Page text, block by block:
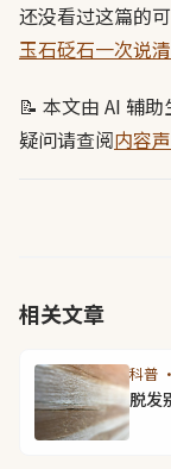
还没看过这篇的可
玉石砭石一次说
📝 本文由 AI 辅
疑问请查阅内容
相关文章
科普
脱发